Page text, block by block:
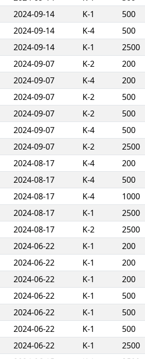
2024-09-14 K-1 500
2024-09-14 K-4 500
2024-09-14 K-1 2500
2024-09-07 K-2 200
2024-09-07 K-4 200
2024-09-07 K-2 500
2024-09-07 K-2 500
2024-09-07 K-4 500
2024-09-07 K-2 2500
2024-08-17 K-4 200
2024-08-17 K-4 500
2024-08-17 K-4 1000
2024-08-17 K-1 2500
2024-08-17 K-2 2500
2024-06-22 K-1 200
2024-06-22 K-1 200
2024-06-22 K-1 200
2024-06-22 K-1 500
2024-06-22 K-1 500
2024-06-22 K-1 500
2024-06-22 K-1 2500